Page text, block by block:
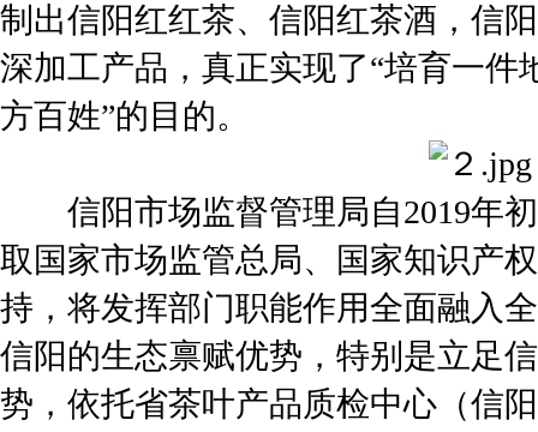
制出信阳红红茶、信阳红茶酒，信
深加工产品，真正实现了“培育一件
方百姓”的目的。
信阳市场监督管理局自2019年初
取国家市场监管总局、国家知识产
持，将发挥部门职能作用全面融入
信阳的生态禀赋优势，特别是立足
势，依托省茶叶产品质检中心（信